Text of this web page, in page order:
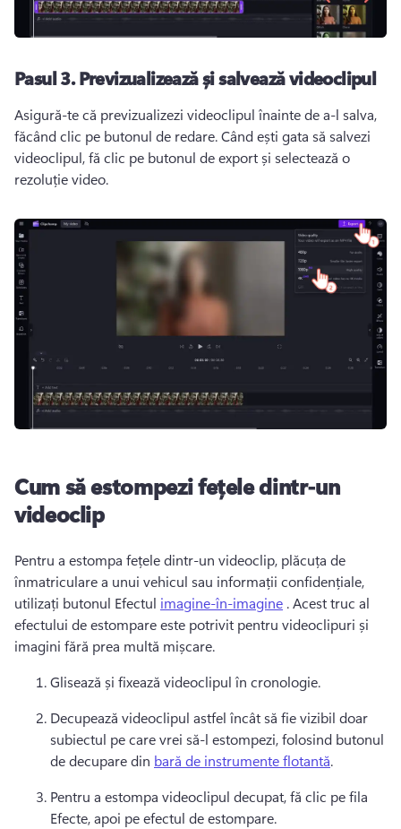
Pasul 3.Previzualizează și salvează videoclipul
Asigură-te că previzualizezi videoclipul înainte de a-l salva,
făcând clic pe butonul de redare. Când ești gata să salvezi
videoclipul, fă clic pe butonul de export și selectează o
rezoluție video.
Cum să estompezi fețele dintr-un
videoclip
Pentru a estompa fețele dintr-un videoclip, plăcuța de
înmatriculare a unui vehicul sau informații confidențiale,
utilizați butonul Efectul imagine-în-imagine . Acest truc al
efectului de estompare este potrivit pentru videoclipuri și
imagini fără prea multă mișcare.
Glisează și fixează videoclipul în cronologie.
Decupează videoclipul astfel încât să fie vizibil doar
subiectul pe care vrei să-l estompezi, folosind butonul
de decupare din bară de instrumente flotantă.
Pentru a estompa videoclipul decupat, fă clic pe fila
Efecte, apoi pe efectul de estompare.